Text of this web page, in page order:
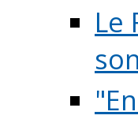
Le